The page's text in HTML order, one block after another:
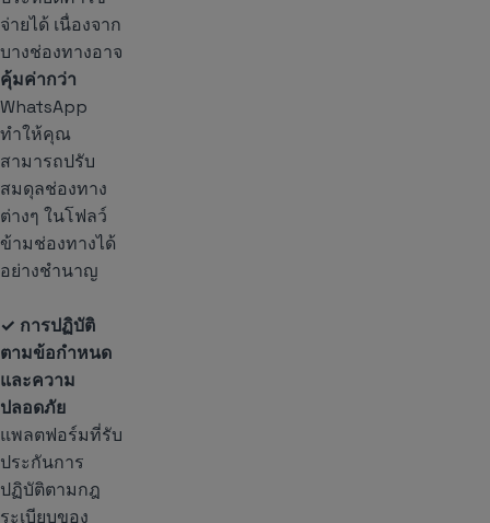
จ่ายได้ เนื่องจาก
บางช่องทางอาจ
คุ้มค่ากว่า
WhatsApp
ทำให้คุณ
สามารถปรับ
สมดุลช่องทาง
ต่างๆ ในโฟลว์
ข้ามช่องทางได้
อย่างชำนาญ
✓ การปฏิบัติ
ตามข้อกำหนด
และความ
ปลอดภัย
แพลตฟอร์มที่รับ
ประกันการ
ปฏิบัติตามกฎ
ระเบียบของ